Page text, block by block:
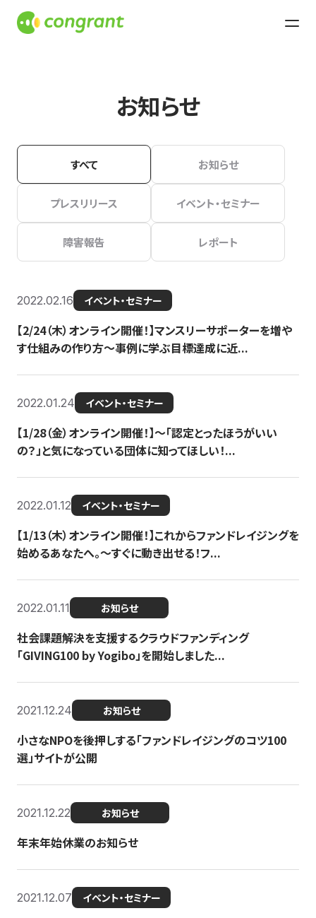
お知らせ
すべて お知らせ
プレスリリース イベント・セミナー
障害報告 レポート
2022.02.16 イベント・セミナー
【2/24（木）オンライン開催！】マンスリーサポーターを増や
す仕組みの作り方〜事例に学ぶ目標達成に近...
2022.01.24 イベント・セミナー
【1/28（金）オンライン開催！】〜「認定とったほうがいい
の？」と気になっている団体に知ってほしい！...
2022.01.12 イベント・セミナー
【1/13（木）オンライン開催！】これからファンドレイジングを
始めるあなたへ。〜すぐに動き出せる！フ...
2022.01.11 お知らせ
社会課題解決を支援するクラウドファンディング
「GIVING100 by Yogibo」を開始しました...
2021.12.24 お知らせ
小さなNPOを後押しする「ファンドレイジングのコツ100
選」サイトが公開
2021.12.22 お知らせ
年末年始休業のお知らせ
2021.12.07 イベント・セミナー